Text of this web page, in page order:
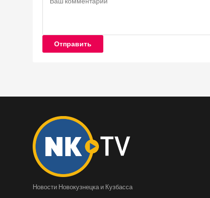
Отправить
Новости Новокузнецка и Кузбасса